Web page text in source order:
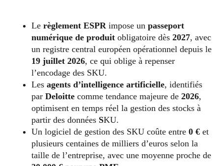
Le règlement ESPR impose un passeport
numérique de produit obligatoire dès 2027, avec
un registre central européen opérationnel depuis le
19 juillet 2026, ce qui oblige à repenser
l’encodage des SKU.
Les agents d’intelligence artificielle, identifiés
par Deloitte comme tendance majeure de 2026,
optimisent en temps réel la gestion des stocks à
partir des données SKU.
Un logiciel de gestion des SKU coûte entre 0 € et
plusieurs centaines de milliers d’euros selon la
taille de l’entreprise, avec une moyenne proche de